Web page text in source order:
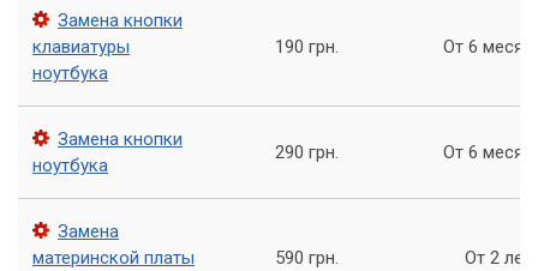
Соблюдаем сроки ремонта
У нас доступные цены
ноутбука, обратитесь в сервисный центр «Компьютерный
Мастер». Наши специалисты быстро и качественно
проведут диагностику и ремонт вашего ноутбука,
восстановив работоспособность клавиатуры. Кроме того,
мы предоставляем гарантию на все наши услуги.
Замена кнопки
клавиатуры
ноутбука
190 грн. От 6
Замена кнопки
ноутбука
290 грн. От 6
Замена
материнской платы
590 грн. От 2 лет